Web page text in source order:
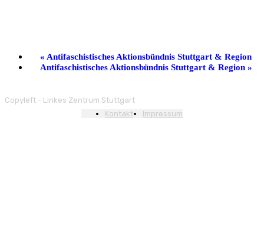
« Antifaschistisches Aktionsbündnis Stuttgart & Region
Antifaschistisches Aktionsbündnis Stuttgart & Region »
Copyleft - Linkes Zentrum Stuttgart
Kontakt
Impressum